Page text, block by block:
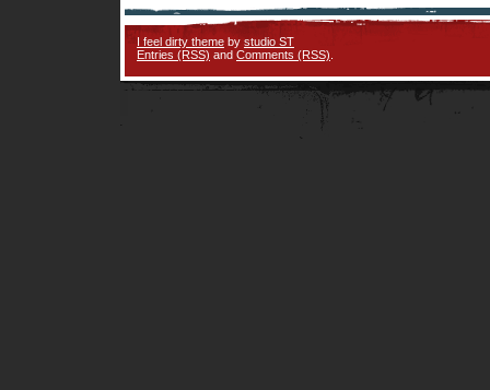
I feel dirty theme by studio ST
Entries (RSS) and Comments (RSS)